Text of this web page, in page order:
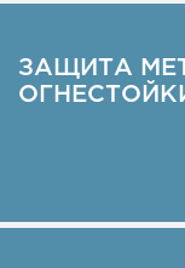
ЗАЩИТА